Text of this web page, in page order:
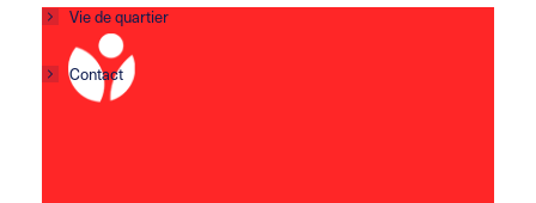
Vie de quartier
Contact